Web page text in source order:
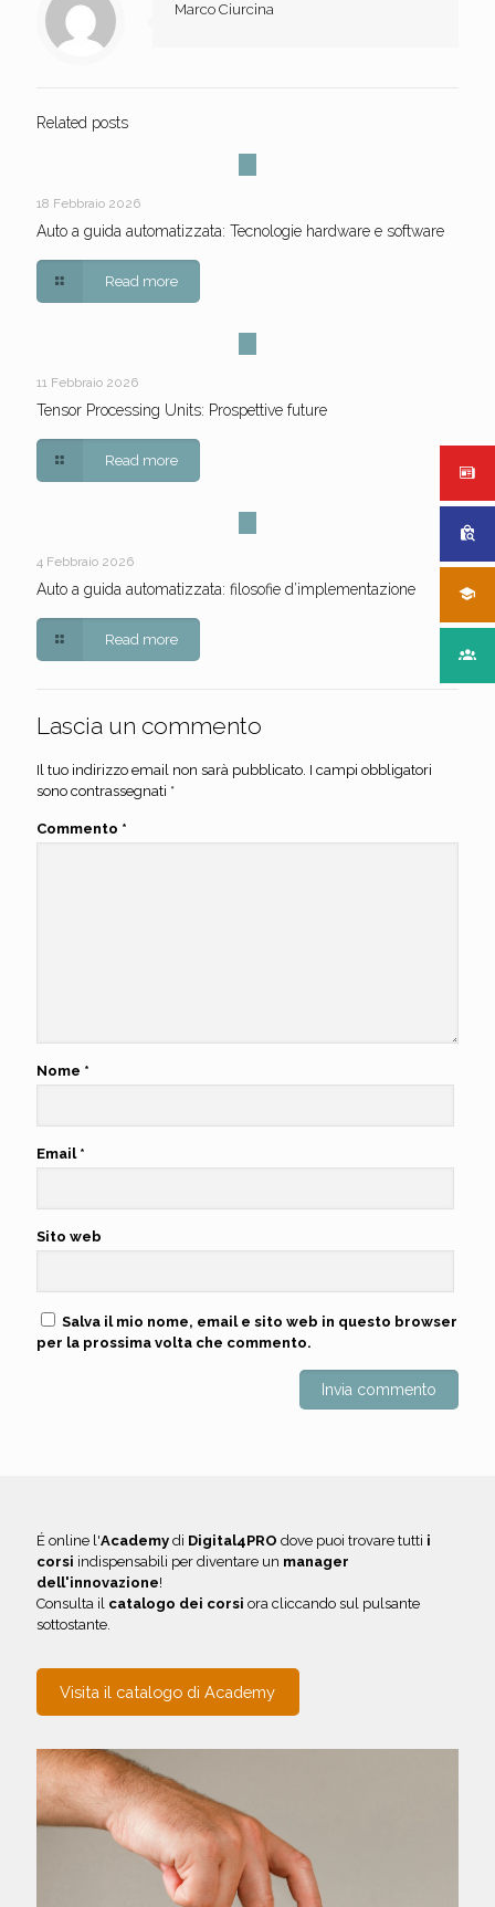
Marco Ciurcina
Related posts
18 Febbraio 2026
Auto a guida automatizzata: Tecnologie hardware e software
Read more
11 Febbraio 2026
Tensor Processing Units: Prospettive future
Read more
4 Febbraio 2026
Auto a guida automatizzata: filosofie d’implementazione
Read more
Lascia un commento
Il tuo indirizzo email non sarà pubblicato. I campi obbligatori
sono contrassegnati *
Commento *
Nome *
Email *
Sito web
Salva il mio nome, email e sito web in questo browser
per la prossima volta che commento.
É online l'Academy di Digital4PRO dove puoi trovare tutti i
corsi indispensabili per diventare un manager
dell'innovazione!
Consulta il catalogo dei corsi ora cliccando sul pulsante
sottostante.
Visita il catalogo di Academy